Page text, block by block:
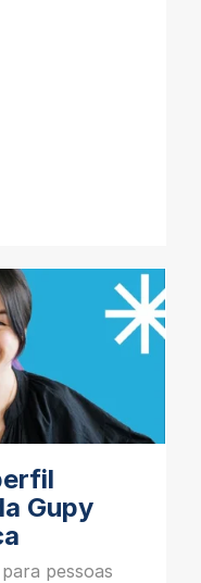
Gupy
pessoas